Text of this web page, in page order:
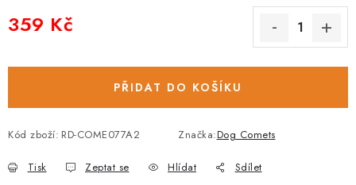
359 Kč
PŘIDAT DO KOŠÍKU
Kód zboží: RD-COME077A2 Značka:Dog Comets
Tisk Zeptat se Hlídat Sdílet